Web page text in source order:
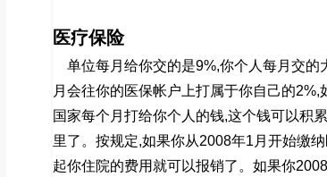
医疗保险
单位每月给你交的是9%,你个人每月交的
月会往你的医保帐户上打属于你自己的2%,
国家每个月打给你个人的钱,这个钱可以积
里了。按规定,如果你从2008年1 月开始缴
起你住院的费用就可以报销了。如果你2008